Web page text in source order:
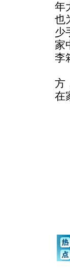
年
也
少
家
李
方
在